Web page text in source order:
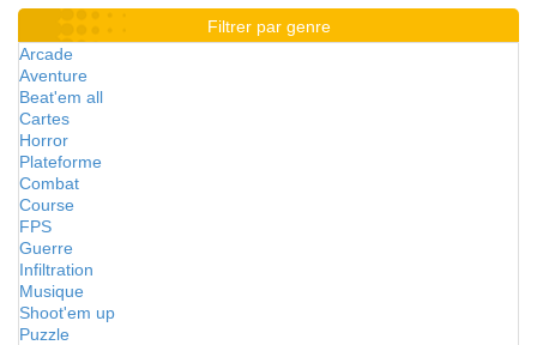
Filtrer par genre
Arcade
Aventure
Beat'em all
Cartes
Horror
Plateforme
Combat
Course
FPS
Guerre
Infiltration
Musique
Shoot'em up
Puzzle